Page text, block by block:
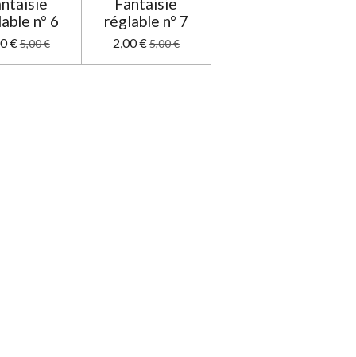
n° 6
€5,00 €
Fantaisie
réglable n° 7
2,00 €5,00 €